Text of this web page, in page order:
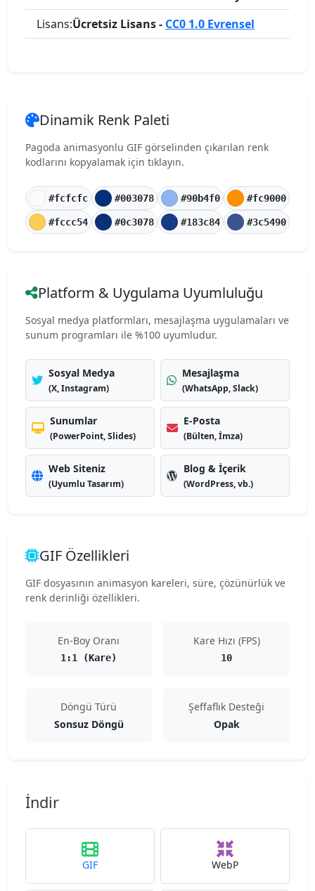
Lisans:Ücretsiz Lisans - CC0 1.0 Evrensel
Dinamik Renk Paleti
Pagoda animasyonlu GIF görselinden çıkarılan renk
kodlarını kopyalamak için tıklayın.
#fcfcfc #003078 #90b4f0 #fc9000
#fccc54 #0c3078 #183c84 #3c5490
Platform & Uygulama Uyumluluğu
Sosyal medya platformları, mesajlaşma uygulamaları ve
sunum programları ile %100 uyumludur.
Sosyal Medya
(X, Instagram)
Mesajlaşma
(WhatsApp, Slack)
Sunumlar
(PowerPoint, Slides)
E-Posta
(Bülten, İmza)
Web Siteniz
(Uyumlu Tasarım)
Blog & İçerik
(WordPress, vb.)
GIF Özellikleri
GIF dosyasının animasyon kareleri, süre, çözünürlük ve
renk derinliği özellikleri.
En-Boy Oranı
1:1 (Kare)
Kare Hızı (FPS)
10
Döngü Türü
Sonsuz Döngü
Şeffaflık Desteği
Opak
İndir
GIF WebP